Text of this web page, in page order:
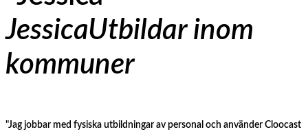
JessicaUtbildar inom
kommuner
"Jag jobbar med fysiska utbildningar av personal och använder Cloocast